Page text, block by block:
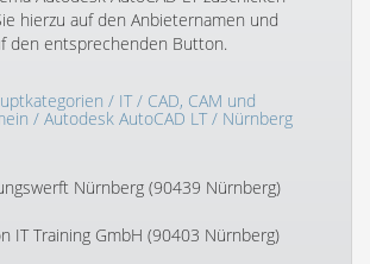
hierzu auf den Anbieternamen und
den entsprechenden Button.
/ IT/ CAD, CAM und
/ Autodesk AutoCAD LT/ Nürnberg
Nürnberg (90439 Nürnberg)
IT Training GmbH (90403 Nürnberg)